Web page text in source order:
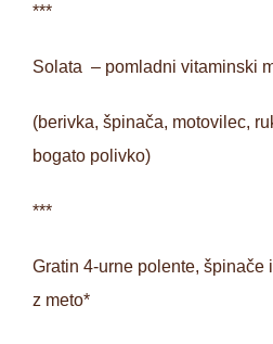
***
Solata – pomladni vitaminski
(berivka, špinača, motovilec,
bogato polivko)
***
Gratin 4-urne polente, špinače
z meto*